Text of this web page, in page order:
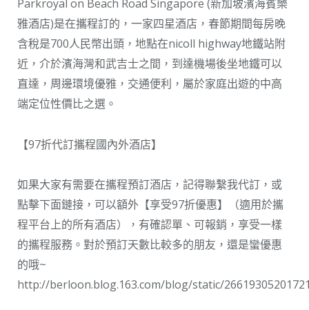
Parkroyal on Beach Road Singapore (新加坡濱海賓樂
雅酒店)是在攜程訂的，一家四星酒店，春節期間每房晚
含稅是700人民幣出頭，地點在nicoll highway地鐵站附
近，介於濱海灣和武吉士之間，到達機場後坐地鐵可以
直達，周邊環境優雅，交通便利，屬於家庭出遊的中高
端定位性價比之選。
【97折代訂攜程國內外酒店】
如果大家有需要在攜程預訂酒店，記得聯繫我代訂，或
點擊下面鏈接，可以額外【享受97折優惠】（適用於攜
程平台上的所有酒店），有確認單、可報銷，享受一樣
的攜程服務。對於預訂天數比較多的朋友，還是蠻優惠
的哦~
http://berloon.blog.163.com/blog/static/